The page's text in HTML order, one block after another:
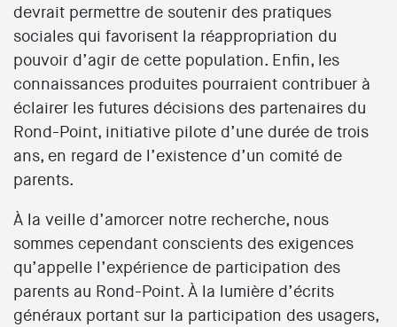
devrait permettre de soutenir des pratiques
sociales qui favorisent la réappropriation du
pouvoir d’agir de cette population. Enfin, les
connaissances produites pourraient contribuer à
éclairer les futures décisions des partenaires du
Rond-Point, initiative pilote d’une durée de trois
ans, en regard de l’existence d’un comité de
parents.
À la veille d’amorcer notre recherche, nous
sommes cependant conscients des exigences
qu’appelle l’expérience de participation des
parents au Rond-Point. À la lumière d’écrits
généraux portant sur la participation des usagers,